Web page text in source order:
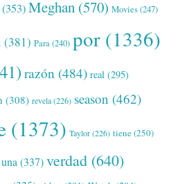
(353) Meghan (570) Movies(247)
(381) Para(240) por (1336)
razón (484) real (295)
(308) revela(226) season (462)
(1373) Taylor(226) tiene(250)
una (337) verdad (640)